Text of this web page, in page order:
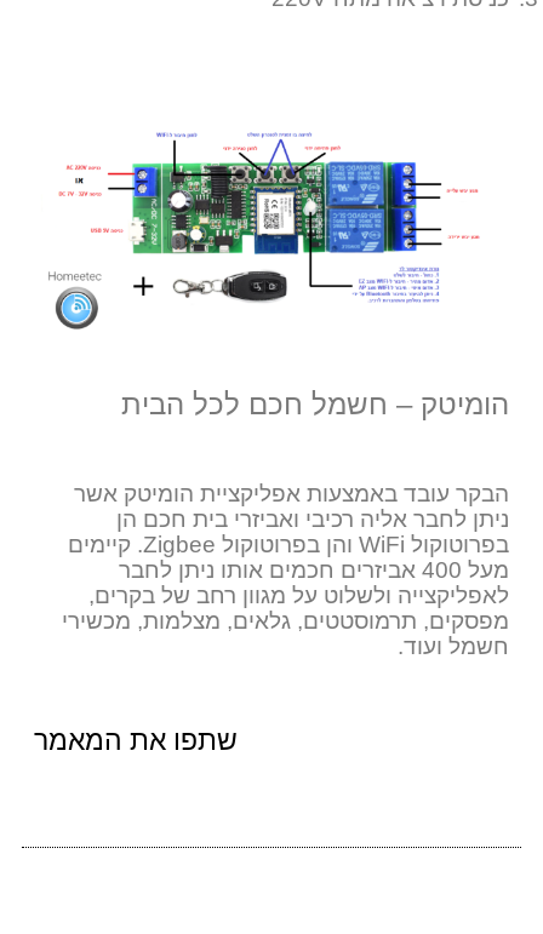
הומיטק – חשמל חכם לכל הבית
הבקר עובד באמצעות אפליקציית הומיטק אשר
ניתן לחבר אליה רכיבי ואביזרי בית חכם הן
בפרוטוקול WiFi והן בפרוטוקול Zigbee. קיימים
מעל 400 אביזרים חכמים אותו ניתן לחבר
לאפליקצייה ולשלוט על מגוון רחב של בקרים,
מפסקים, תרמוסטטים, גלאים, מצלמות, מכשירי
חשמל ועוד.
שתפו את המאמר